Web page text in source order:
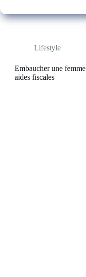
Lifestyle
Embaucher une
aides fiscales